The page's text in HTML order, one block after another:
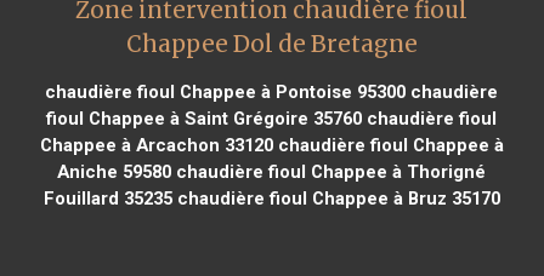
Zone intervention chaudière fioul
Chappee Dol de Bretagne
chaudière fioul Chappee à Pontoise 95300 chaudière
fioul Chappee à Saint Grégoire 35760 chaudière fioul
Chappee à Arcachon 33120chaudière fioul Chappee à
Aniche 59580 chaudière fioul Chappee à Thorigné
Fouillard 35235chaudière fioul Chappee à Bruz 35170